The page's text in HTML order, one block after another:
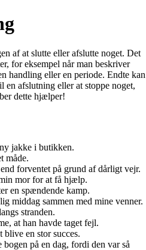
af at slutte eller afslutte noget. Det
for eksempel når man beskriver
handling eller en periode. Endte kan
en afslutning eller at stoppe noget,
dette hjælper!
jakke i butikken.
måde.
forventet på grund af dårligt vejr.
mor for at få hjælp.
en spændende kamp.
middag sammen med mine venner.
stranden.
at han havde taget fejl.
blive en stor succes.
bogen på en dag, fordi den var så